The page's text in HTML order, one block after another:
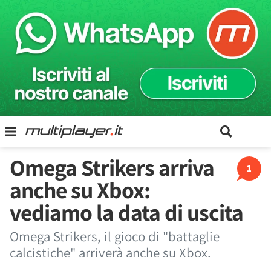
1
Omega Strikers arriva
anche su Xbox:
vediamo la data di uscita
Omega Strikers, il gioco di "battaglie
calcistiche" arriverà anche su Xbox.